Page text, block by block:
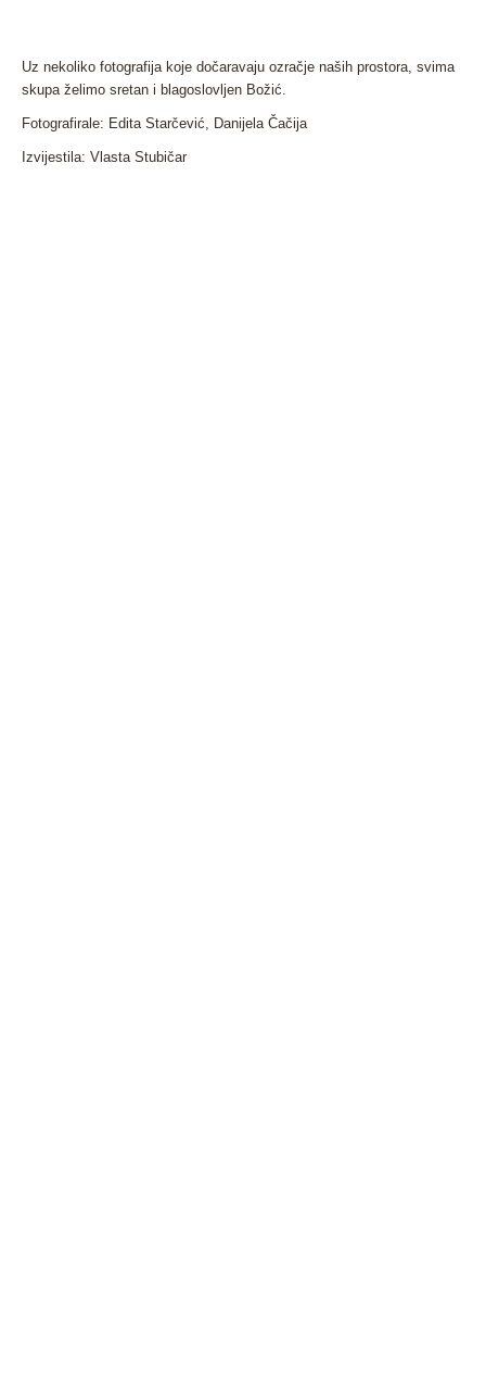
Uz nekoliko fotografija koje dočaravaju ozračje naših prostora, svima
skupa želimo sretan i blagoslovljen Božić.
Fotografirale: Edita Starčević, Danijela Čačija
Izvijestila: Vlasta Stubičar